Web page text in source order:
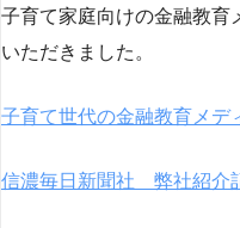
子育て家庭向けの金融教育
いただきました。
子育て世代の金融教育メデ
信濃毎日新聞社 弊社紹介